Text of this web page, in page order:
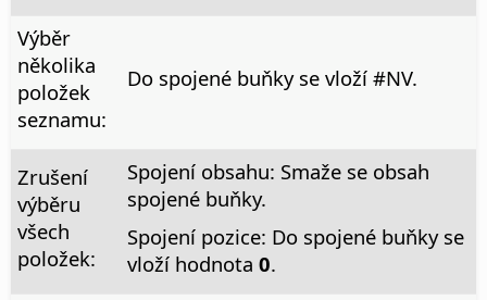
Výběr
několika
položek
seznamu:
Do spojené buňky se vloží #NV.
Zrušení
výběru
všech
položek:
Spojení obsahu: Smaže se obsah
spojené buňky.
Spojení pozice: Do spojené buňky se
vloží hodnota 0.